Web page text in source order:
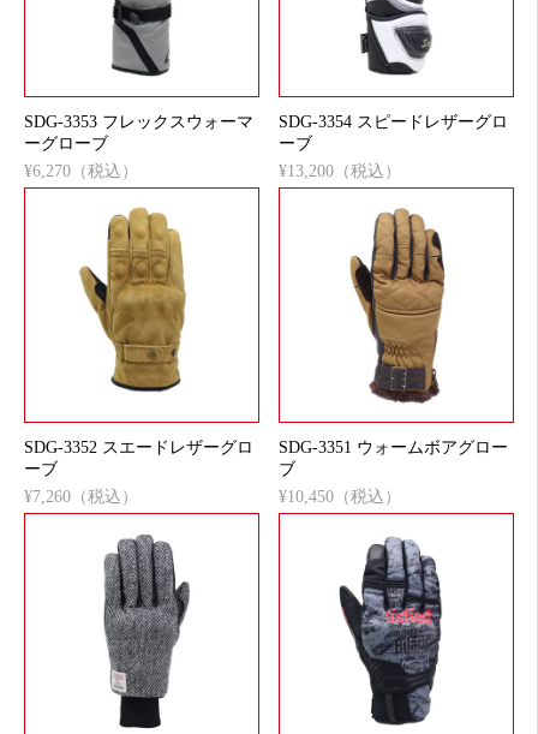
SDG-3353 フレックスウォーマ
ーグローブ
¥6,270（税込）
SDG-3354 スピードレザーグロ
ーブ
¥13,200（税込）
SDG-3352 スエードレザーグロ
ーブ
¥7,260（税込）
SDG-3351 ウォームボアグロー
ブ
¥10,450（税込）